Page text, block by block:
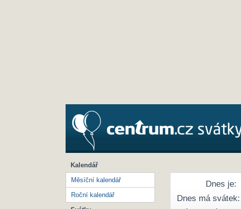
Dnes je:
Dnes má svátek:
Kalendář
Měsíční kalendář
Roční kalendář